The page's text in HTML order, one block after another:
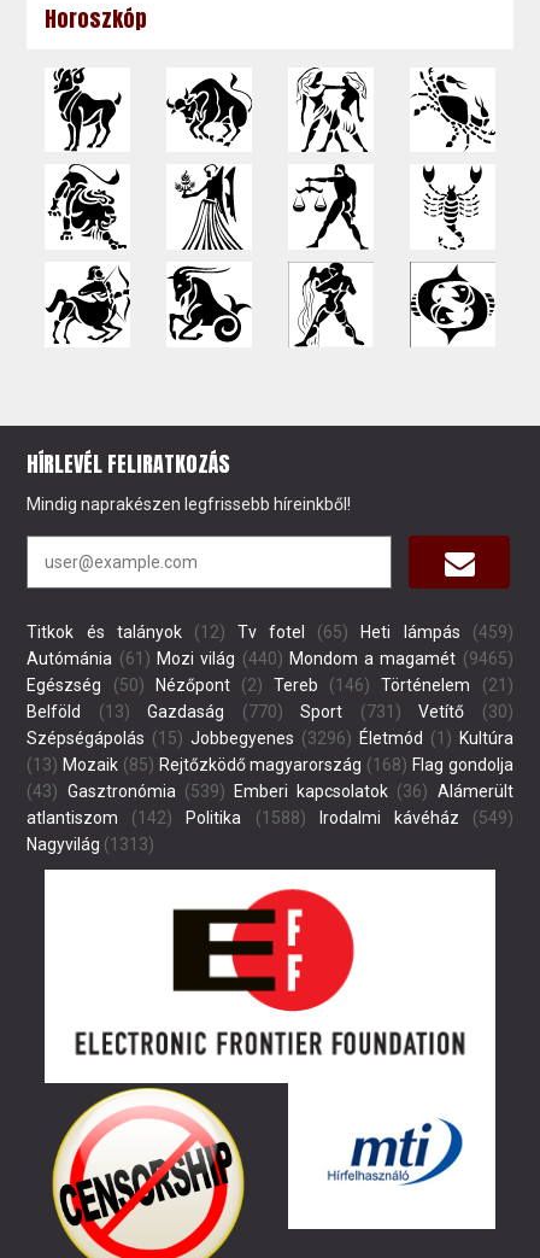
Horoszkóp
HÍRLEVÉL FELIRATKOZÁS
Mindig naprakészen legfrissebb híreinkből!
Titkok és talányok(12) Tv fotel (65) Heti lámpás (459)
Autómánia (61) Mozi világ (440) Mondom a magamét (9465)
Egészség (50) Nézőpont(2) Tereb (146) Történelem (21)
Belföld
(13) Gazdaság (770) Sport (731) Vetítő (30)
Szépségápolás (15) Jobbegyenes (3296) Életmód (1) Kultúra
(13) Mozaik (85) Rejtőzködő magyarország (168) Flag gondolja
(43) Gasztronómia (539) Emberi kapcsolatok (36) Alámerült
atlantiszom (142) Politika (1588) Irodalmi kávéház (549)
Nagyvilág (1313)